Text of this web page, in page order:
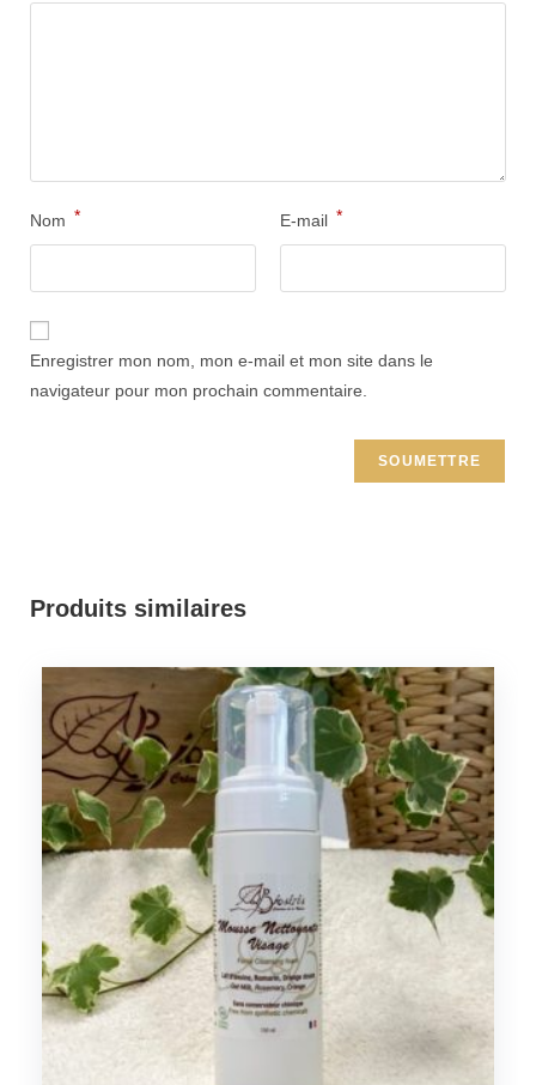
Nom * E-mail *
Enregistrer mon nom, mon e-mail et mon site dans le
navigateur pour mon prochain commentaire.
Produits similaires